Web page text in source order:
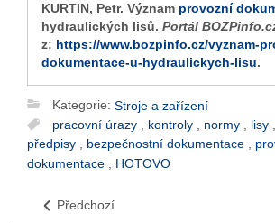
KURTIN, Petr. Význam provozní
hydraulických lisů. Portál
z: https://www.bozpinfo.cz/vyznam-
dokumentace-u-hydraulickych-lisu.
Kategorie: Stroje a zařízení
pracovní úrazy , kontroly , normy , lisy ,
předpisy , bezpečnostní dokumentace ,
dokumentace
HOTOVO
Předchozí